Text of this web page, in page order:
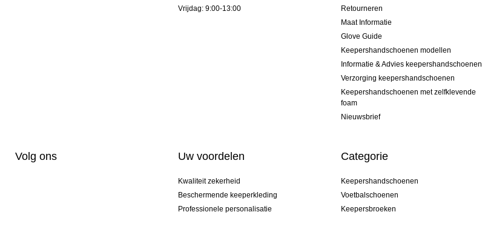
Vrijdag: 9:00-13:00
Retourneren
Maat Informatie
Glove Guide
Keepershandschoenen modellen
Informatie & Advies keepershandschoenen
Verzorging keepershandschoenen
Keepershandschoenen met zelfklevende
foam
Nieuwsbrief
Volg ons Uw voordelen
Kwaliteit zekerheid
Beschermende keeperkleding
Professionele personalisatie
Categorie
Keepershandschoenen
Voetbalschoenen
Keepersbroeken